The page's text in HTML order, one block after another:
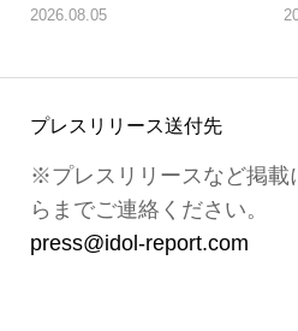
2026.08.05
プレスリリース送付先
※プレスリリースなど掲載
らまでご連絡ください。
press@idol-report.com